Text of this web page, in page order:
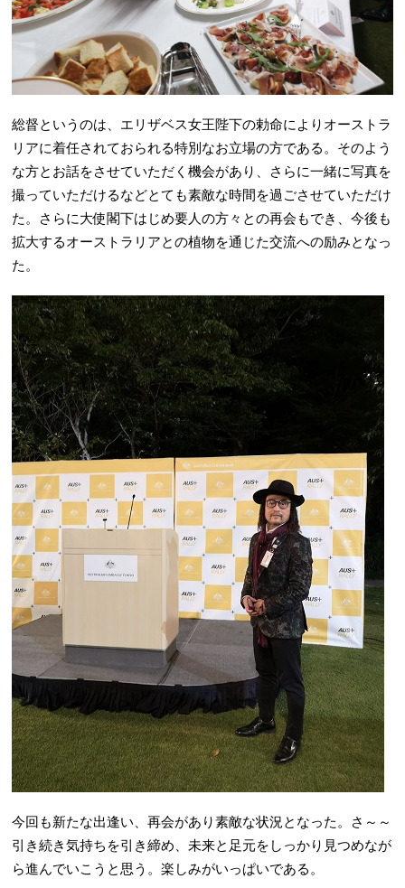
総督というのは、エリザベス女王陛下の勅命によりオーストラ
リアに着任されておられる特別なお立場の方である。そのよう
な方とお話をさせていただく機会があり、さらに一緒に写真を
撮っていただけるなどとても素敵な時間を過ごさせていただけ
た。さらに大使閣下はじめ要人の方々との再会もでき、今後も
拡大するオーストラリアとの植物を通じた交流への励みとなっ
た。
今回も新たな出逢い、再会があり素敵な状況となった。さ～～
引き続き気持ちを引き締め、未来と足元をしっかり見つめなが
ら進んでいこうと思う。楽しみがいっぱいである。